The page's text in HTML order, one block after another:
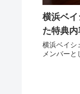
横浜ベ
た特典内
横浜ベイシ
メンバーと